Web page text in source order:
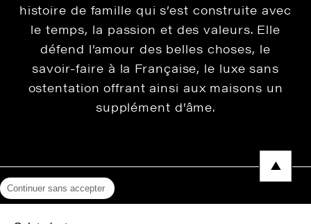
histoire de famille qui s’est construite avec
le temps, la passion et des valeurs. Elle
défend l’amour des belles choses, le
savoir-faire à la Française, le luxe sans
ostentation offrant ainsi aux maisons un
supplément d’âme.
Continuer sans accepter